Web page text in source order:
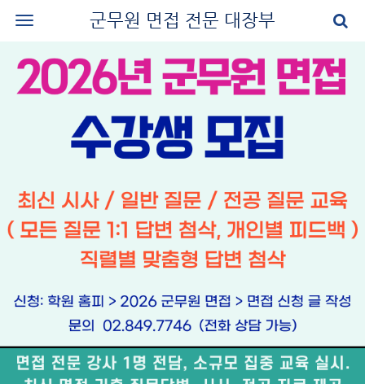
군무원 면접 전문 대장부
로그인
회원가입
나의 강의실
군무원 면접 후기